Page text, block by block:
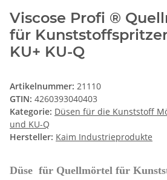
Viscose Profi ®
für
KU+ KU-Q
Artikelnummer: 21110
GTIN: 4260393040403
Kategorie: Düsen für die Kunststoff
und KU-Q
Hersteller: Kaim Industrieprodukte
Düse für Quellmörtel für